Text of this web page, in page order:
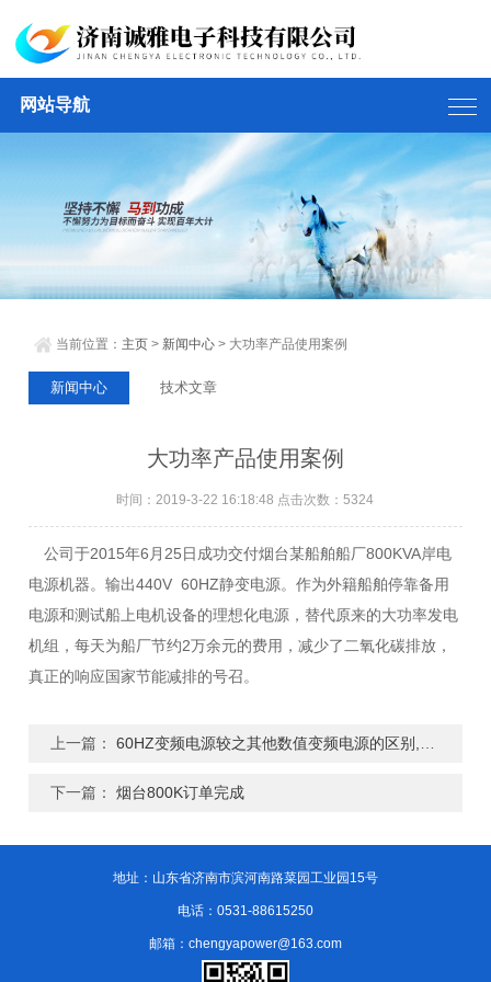
网站导航
当前位置： 主页 > 新闻中心 > 大功率产品使用案例
新闻中心 技术文章
大功率产品使用案例
时间：2019-3-22 16:18:48 点击次数：5324
公司于2015年6月25日成功交付烟台某船舶船厂800KVA岸电
电源机器。输出440V 60HZ静变电源。作为外籍船舶停靠备用
电源和测试船上电机设备的理想化电源，替代原来的大功率发电
机组，每天为船厂节约2万余元的费用，减少了二氧化碳排放，
真正的响应国家节能减排的号召。
上一篇：60HZ变频电源较之其他数值变频电源的区别,作用有哪些?
下一篇：烟台800K订单完成
地址：山东省济南市滨河南路菜园工业园15号
电话：0531-88615250
邮箱：chengyapower@163.com